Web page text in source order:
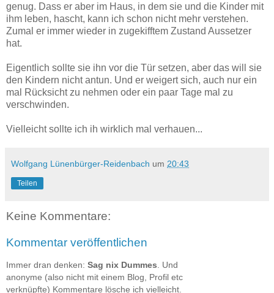
genug. Dass er aber im Haus, in dem sie und die Kinder mit
ihm leben, hascht, kann ich schon nicht mehr verstehen.
Zumal er immer wieder in zugekifftem Zustand Aussetzer
hat.
Eigentlich sollte sie ihn vor die Tür setzen, aber das will sie
den Kindern nicht antun. Und er weigert sich, auch nur ein
mal Rücksicht zu nehmen oder ein paar Tage mal zu
verschwinden.
Vielleicht sollte ich ih wirklich mal verhauen...
Wolfgang Lünenbürger-Reidenbach um 20:43
Teilen
Keine Kommentare:
Kommentar veröffentlichen
Immer dran denken: Sag nix Dummes . Und
anonyme (also nicht mit einem Blog, Profil etc
verknüpfte) Kommentare lösche ich vielleicht.